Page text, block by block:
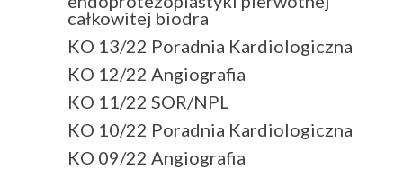
całkowitej biodra
KO 13/22 Poradnia Kardiologiczna
KO 12/22 Angiografia
KO 11/22 SOR/NPL
KO 10/22 Poradnia Kardiologiczna
KO 09/22 Angiografia